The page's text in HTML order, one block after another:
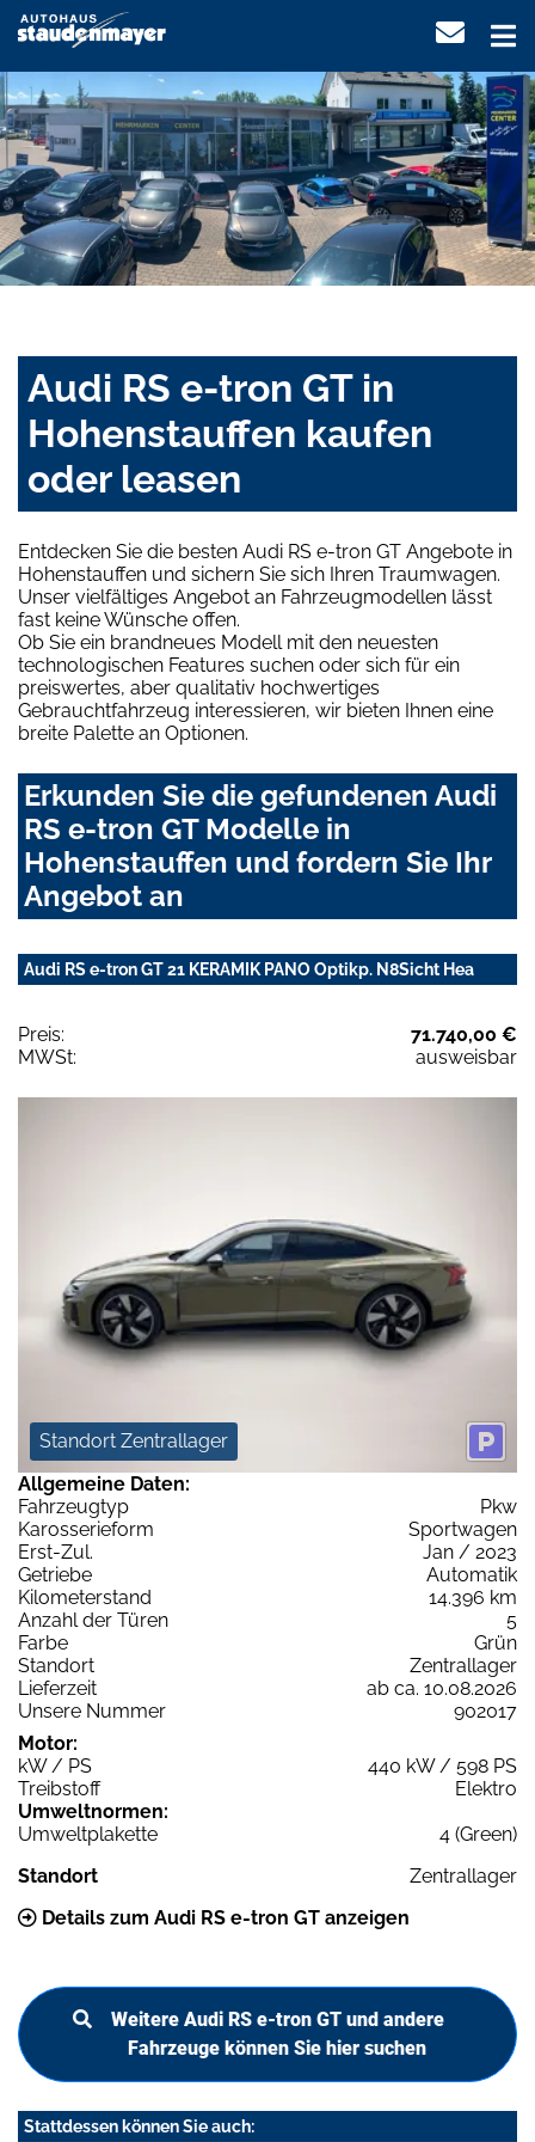
Audi RS e-tron GT in
Hohenstauffen kaufen
oder leasen
Entdecken Sie die besten Audi RS e-tron GT Angebote in
Hohenstauffen und sichern Sie sich Ihren Traumwagen.
Unser vielfältiges Angebot an Fahrzeugmodellen lässt
fast keine Wünsche offen.
Ob Sie ein brandneues Modell mit den neuesten
technologischen Features suchen oder sich für ein
preiswertes, aber qualitativ hochwertiges
Gebrauchtfahrzeug interessieren, wir bieten Ihnen eine
breite Palette an Optionen.
Erkunden Sie die gefundenen Audi
RS e-tron GT Modelle in
Hohenstauffen und fordern Sie Ihr
Angebot an
Audi RS e-tron GT 21 KERAMIK PANO Optikp. N8Sicht Hea
Preis:
71.740,00 €
MWSt:
ausweisbar
Standort Zentrallager
Allgemeine Daten:
Fahrzeugtyp
Pkw
Karosserieform
Sportwagen
Erst-Zul.
Jan / 2023
Getriebe
Automatik
Kilometerstand
14.396 km
Anzahl der Türen
5
Farbe
Grün
Standort
Zentrallager
Lieferzeit
ab ca. 10.08.2026
Unsere Nummer
902017
Motor:
kW / PS
440 kW / 598 PS
Treibstoff
Elektro
Umweltnormen:
Umweltplakette
4 (Green)
Standort
Zentrallager
Details zum Audi RS e-tron GT anzeigen
Weitere Audi RS e-tron GT und andere
Fahrzeuge können Sie hier suchen
Stattdessen können Sie auch: